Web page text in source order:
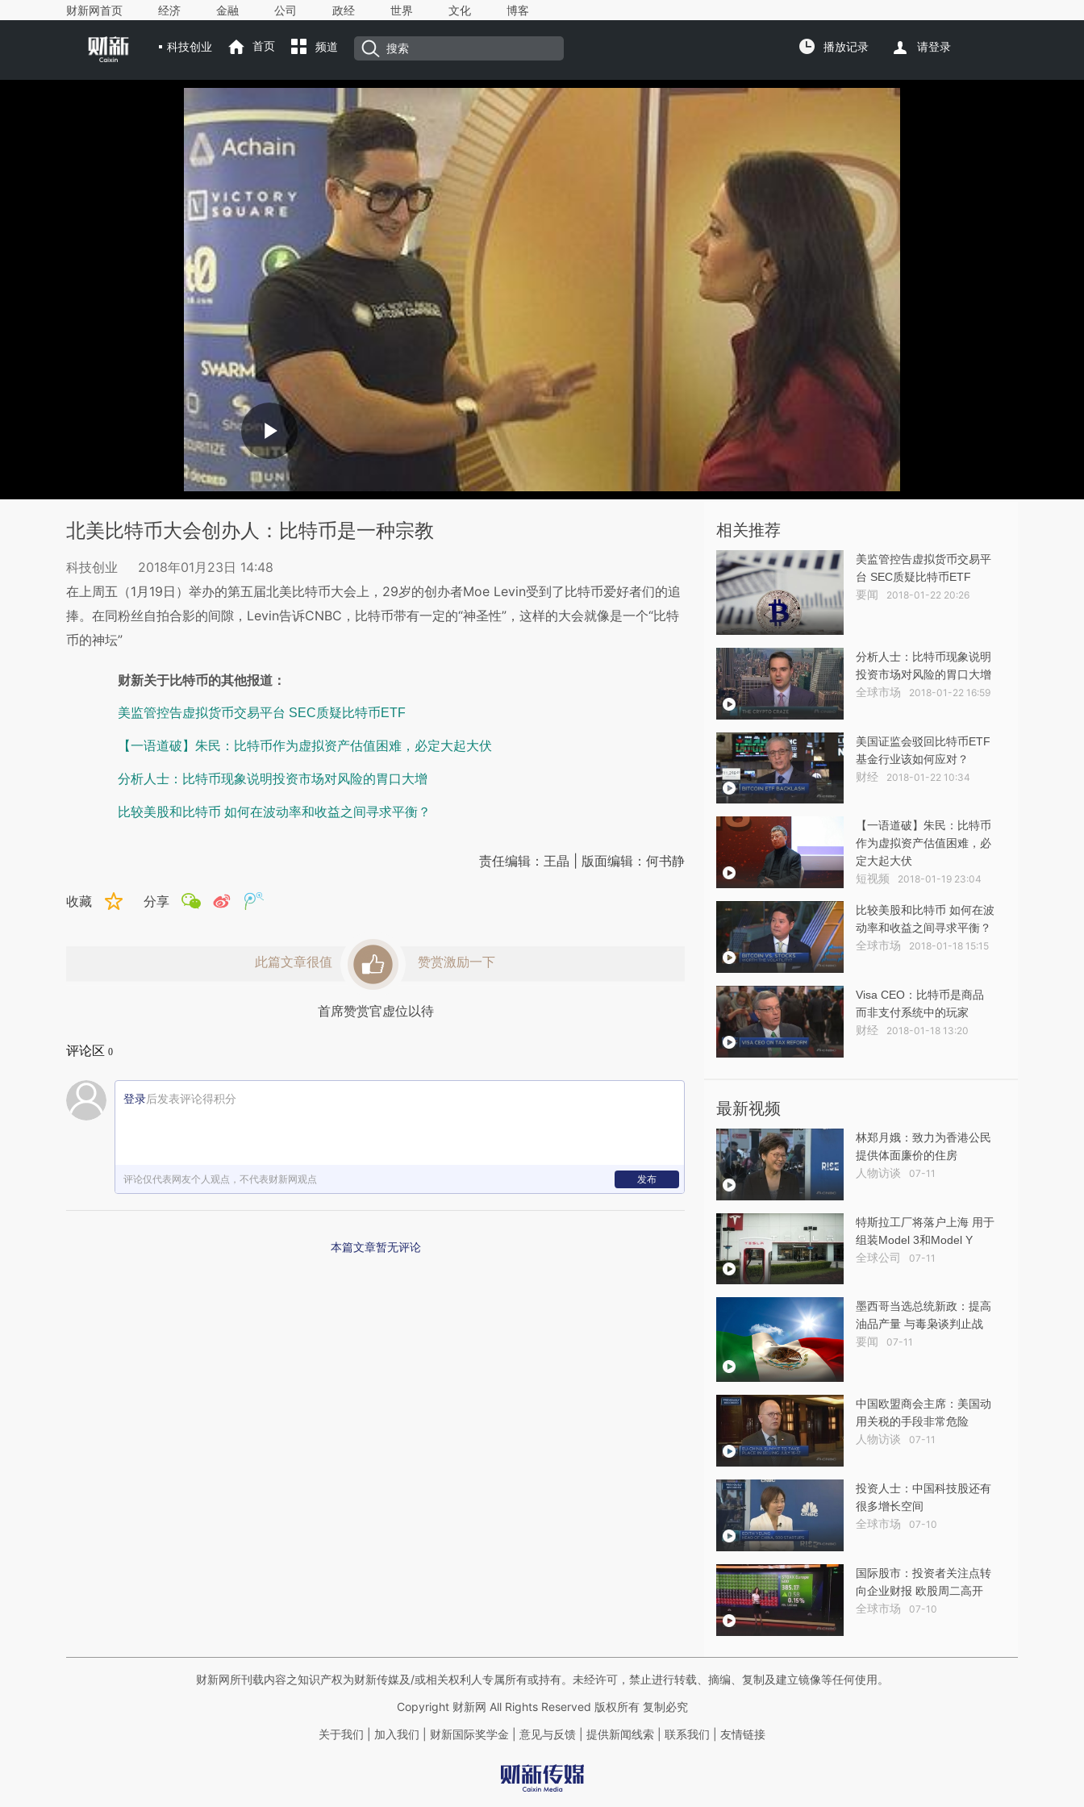
财新网首页 经济 金融 公司 政经 世界 文化 博客
科技创业 首页 频道 播放记录 请登录
北美比特币大会创办人：比特币是一种宗教
科技创业
2018年01月23日 14:48
在上周五（1月19日）举办的第五届北美比特币大会上，29岁的创办者Moe Levin受到了比特币爱好者们的追
捧。在同粉丝自拍合影的间隙，Levin告诉CNBC，比特币带有一定的“神圣性”，这样的大会就像是一个“比特
币的神坛”
财新关于比特币的其他报道：
美监管控告虚拟货币交易平台 SEC质疑比特币ETF
【一语道破】朱民：比特币作为虚拟资产估值困难，必定大起大伏
分析人士：比特币现象说明投资市场对风险的胃口大增
比较美股和比特币 如何在波动率和收益之间寻求平衡？
责任编辑：王晶 | 版面编辑：何书静
收藏 分享
此篇文章很值 赞赏激励一下
首席赞赏官虚位以待
评论区 0
登录后发表评论得积分
评论仅代表网友个人观点，不代表财新网观点 发布
本篇文章暂无评论
相关推荐
美监管控告虚拟货币交易平
台 SEC质疑比特币ETF
要闻 2018-01-22 20:26
分析人士：比特币现象说明
投资市场对风险的胃口大增
全球市场 2018-01-22 16:59
美国证监会驳回比特币ETF
基金行业该如何应对？
财经 2018-01-22 10:34
【一语道破】朱民：比特币
作为虚拟资产估值困难，必
定大起大伏
短视频 2018-01-19 23:04
比较美股和比特币 如何在波
动率和收益之间寻求平衡？
全球市场 2018-01-18 15:15
Visa CEO：比特币是商品
而非支付系统中的玩家
财经 2018-01-18 13:20
最新视频
林郑月娥：致力为香港公民
提供体面廉价的住房
人物访谈 07-11
特斯拉工厂将落户上海 用于
组装Model 3和Model Y
全球公司 07-11
墨西哥当选总统新政：提高
油品产量 与毒枭谈判止战
要闻 07-11
中国欧盟商会主席：美国动
用关税的手段非常危险
人物访谈 07-11
投资人士：中国科技股还有
很多增长空间
全球市场 07-10
国际股市：投资者关注点转
向企业财报 欧股周二高开
全球市场 07-10
财新网所刊载内容之知识产权为财新传媒及/或相关权利人专属所有或持有。未经许可，禁止进行转载、摘编、复制及建立镜像等任何使用。
Copyright 财新网 All Rights Reserved 版权所有 复制必究
关于我们 加入我们 财新国际奖学金 意见与反馈 提供新闻线索 联系我们 友情链接